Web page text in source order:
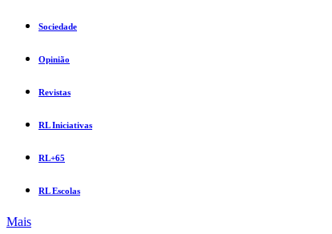
Sociedade
Opinião
Revistas
RL Iniciativas
RL+65
RL Escolas
Mais